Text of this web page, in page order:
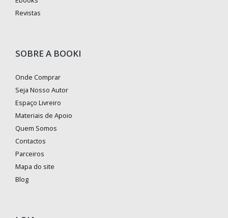
Revistas
SOBRE A BOOKI
Onde Comprar
Seja Nosso Autor
Espaço Livreiro
Materiais de Apoio
Quem Somos
Contactos
Parceiros
Mapa do site
Blog